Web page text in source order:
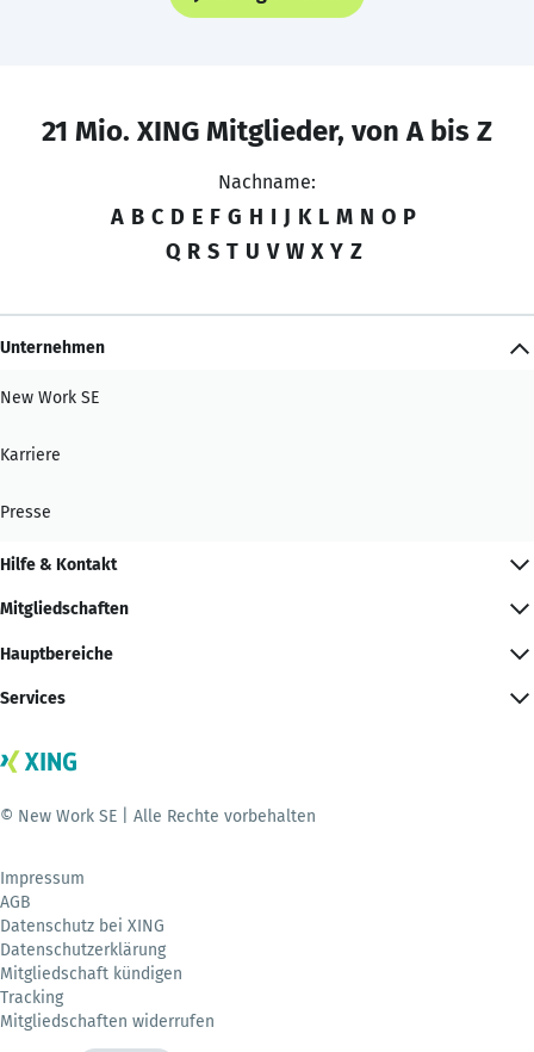
21 Mio. XING Mitglieder, von A bis Z
Nachname:
A B C D E F G H I J K L M N O P
Q R S T U V W X Y Z
Unternehmen
New Work SE
Karriere
Presse
Hilfe & Kontakt
Mitgliedschaften
Hauptbereiche
Services
© New Work SE | Alle Rechte vorbehalten
Impressum
AGB
Datenschutz bei XING
Datenschutzerklärung
Mitgliedschaft kündigen
Tracking
Mitgliedschaften widerrufen